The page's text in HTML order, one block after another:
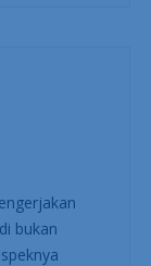
bukan